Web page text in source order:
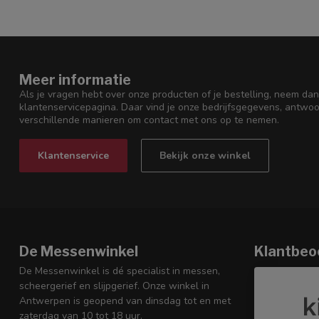
Meer informatie
Als je vragen hebt over onze producten of je bestelling, neem
klantenservicepagina. Daar vind je onze bedrijfsgegevens,
verschillende manieren om contact met ons op te nemen.
Klantenservice Bekijk onze winkel
De Messenwinkel
De Messenwinkel is dé specialist in messen,
scheergerief en slijpgerief. Onze winkel in
Antwerpen is geopend van dinsdag tot en met
zaterdag van 10 tot 18 uur.